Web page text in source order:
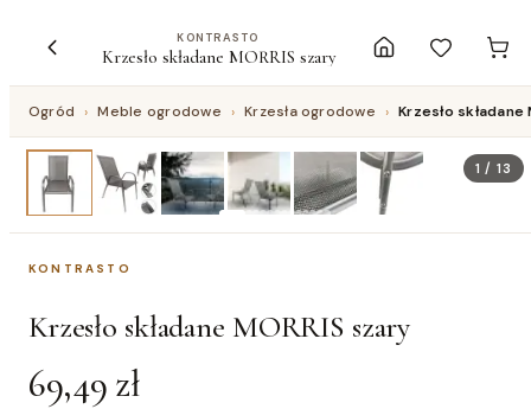
KONTRASTO
Krzesło składane MORRIS szary
Ogród › Meble ogrodowe › Krzesła ogrodowe › Krzesło składane
1 /13
KONTRASTO
Krzesło składane MORRIS szary
69,49 zł